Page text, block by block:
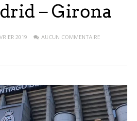
– Girona
2019
AUCUN COMMENTAIRE